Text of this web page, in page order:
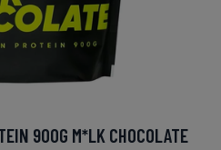
900G M*LK CHOCOLATE